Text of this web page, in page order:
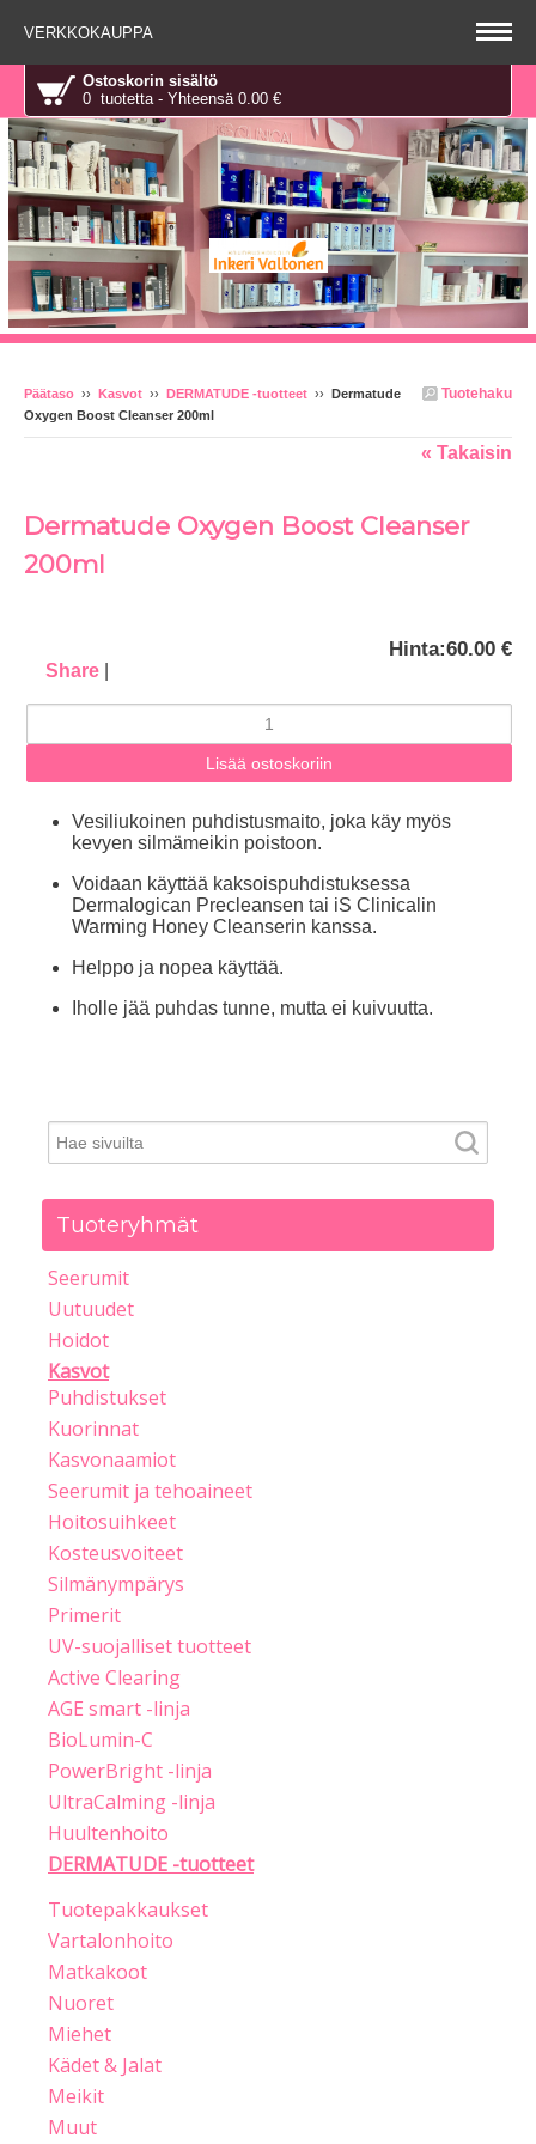
VERKKOKAUPPA
Ostoskorin sisältö
0 tuotetta - Yhteensä 0.00 €
Tuotehaku
Päätaso ›› Kasvot ›› DERMATUDE -tuotteet ››
Dermatude
Oxygen Boost Cleanser 200ml
« Takaisin
Dermatude Oxygen Boost Cleanser
200ml
Share
Hinta:60.00 €
Vesiliukoinen puhdistusmaito, joka käy myös
kevyen silmämeikin poistoon.
Voidaan käyttää kaksoispuhdistuksessa
Dermalogican Precleansen tai iS Clinicalin
Warming Honey Cleanserin kanssa.
Helppo ja nopea käyttää.
Iholle jää puhdas tunne, mutta ei kuivuutta.
Tuoteryhmät
Seerumit
Uutuudet
Hoidot
Kasvot
Puhdistukset
Kuorinnat
Kasvonaamiot
Seerumit ja tehoaineet
Hoitosuihkeet
Kosteusvoiteet
Silmänympärys
Primerit
UV-suojalliset tuotteet
Active Clearing
AGE smart -linja
BioLumin-C
PowerBright -linja
UltraCalming -linja
Huultenhoito
DERMATUDE -tuotteet
Tuotepakkaukset
Vartalonhoito
Matkakoot
Nuoret
Miehet
Kädet & Jalat
Meikit
Muut